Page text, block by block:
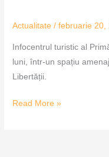
Actualitate /februarie 20,
Infocentrul turistic al
luni, într-un spațiu
Libertății.
Read More »